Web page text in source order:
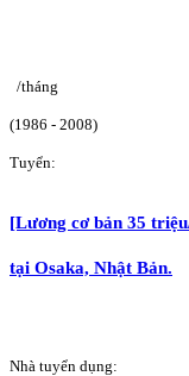
/tháng
(1986 - 2008)
Tuyển:
[Lương cơ bản 35
tại Osaka, Nhật Bản.
Nhà tuyển dụng: